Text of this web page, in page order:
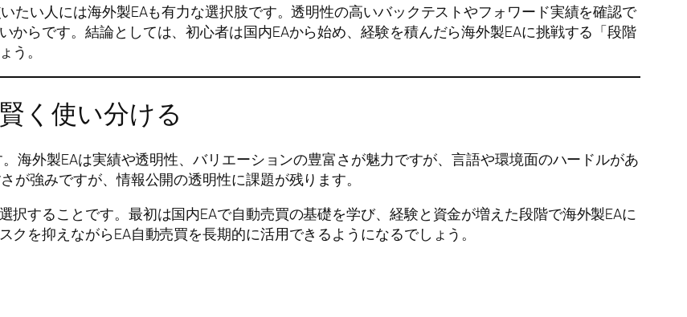
たい人には海外製EAも有力な選択肢です。透明性の高いバックテストやフォワード実績を確認で
からです。結論としては、初心者は国内EAから始め、経験を積んだら海外製EAに挑戦する「段階
う。
く使い分ける
海外製EAは実績や透明性、バリエーションの豊富さが魅力ですが、言語や環境面のハードルがあ
が強みですが、情報公開の透明性に課題が残ります。
することです。最初は国内EAで自動売買の基礎を学び、経験と資金が増えた段階で海外製EAに
を抑えながらEA自動売買を長期的に活用できるようになるでしょう。